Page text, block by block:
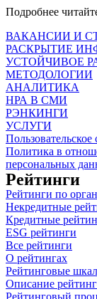
Подробнее
ВАКАНСИИ И
РАСКРЫТИЕ
УСТОЙЧИВОЕ
МЕТОДОЛОГИИ
АНАЛИТИКА
НРА В СМИ
РЭНКИНГИ
УСЛУГИ
Политика в
персональных
Рейтинги
Рейтинги по
Некредитные
Кредитные
ESG рейтинги
Все рейтинги
О рейтингах
Рейтинговые
Описание
Рейтинговый